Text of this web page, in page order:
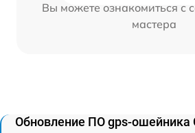
Вы можете ознакомиться с
мастера
Обновление ПО gps-ошейника